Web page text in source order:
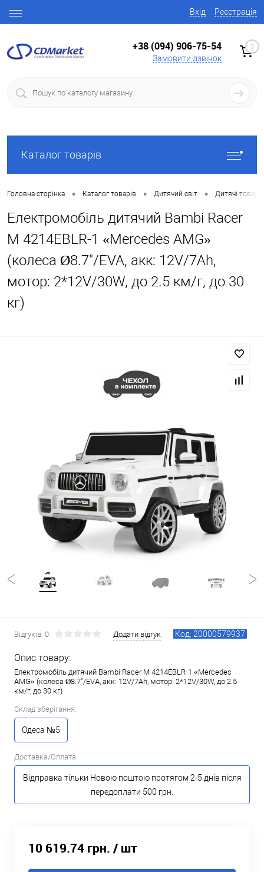
Вхід Реєстрація
+38 (094) 906-75-54
Замовити дзвінок
0
Каталог товарів
Головна сторінка • Каталог товарів • Дитячий світ • Дитячі
Електромобіль дитячий Bambi Racer
M 4214EBLR-1 «Mercedes AMG»
(колеса Ø8.7"/EVA, акк: 12V/7Ah,
мотор: 2*12V/30W, до 2.5 км/г, до 30
кг)
Відгуків: 0 Додати відгук Код: 20000579937
Опис товару:
Електромобіль дитячий Bambi Racer M 4214EBLR-1 «Mercedes
AMG» (колеса Ø8.7"/EVA, акк: 12V/7Ah, мотор: 2*12V/30W, до 2.5
км/г, до 30 кг)
Склад зберігання:
Одеса №5
Доставка/Оплата:
Відправка тільки Новою поштою протягом 2-5 днів після
передоплати 500 грн.
10 619.74 грн. / шт